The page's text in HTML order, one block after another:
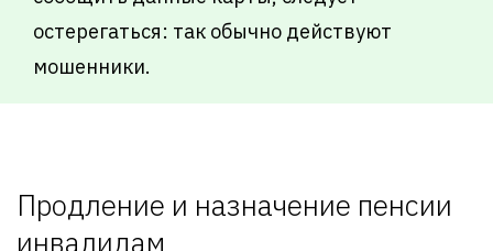
остерегаться: так обычно действуют
мошенники.
Продление и назначение пенсии
инвалидам